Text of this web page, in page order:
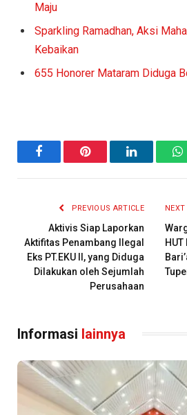
Maju
Sparkling Ramadhan, Aksi
Kebaikan
655 Honorer Mataram Diduga
FacebookPinterest LinkedIn
PREVIOUS ARTICLE
Aktivis Siap Laporkan
Aktifitas Penambang Ilegal
Eks PT.EKU II, yang Diduga
Dilakukan oleh Sejumlah
Perusahaan
NEXT
Informasi lainnya